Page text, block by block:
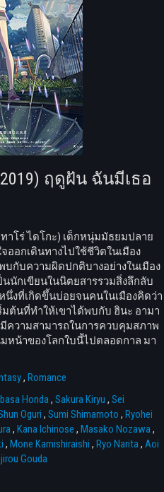
ฤดูฝัน ฉันมีเธอ
าโร่ ไดโกะ) เด็กหนุ่มมัธยมปลาย
ออกเดินทางไปใช้ชีวิตในเมือง
บกับความผิดปกติบางอย่างในเมือง
นนักเขียนในนิตยสารรวมสิ่งลึกลับ
นึ่งที่เกิดขึ้นบ่อยจนคนในเมืองคิดว่า
ต้นที่ทำให้เขาได้พบกับ ฮินะ อามา
ความสามารถในการควบคุมสภาพ
หน้าของโลกใบนี้ไปตลอดกาล มา
, Romance
Honda, Sakura Kiryu , Sei
Oguri , Sumi Shimamoto , Ryohei
, Kana Ichinose , Masako Nozawa,
, Mone Kamishiraishi , Ryo Narita, Aoi
Gouda